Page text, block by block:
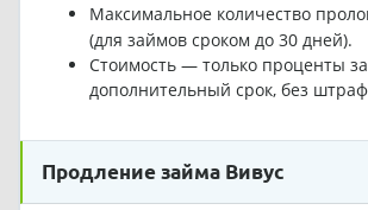
Максимальное количество
(для займов сроком до 30 дней).
Стоимость — только проценты за
дополнительный срок, без
Продление займа Вивус